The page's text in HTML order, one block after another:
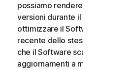
possiamo rendere disponibili
versioni durante il Periodo del
ottimizzare il Software e di
recente dello stesso, l’Utente
che il Software scarichi e
aggiornamenti a mano a mano